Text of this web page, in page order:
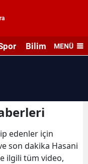
Bilim veMENÜ
edenler için
son dakika Hasani
ilgili tüm video,